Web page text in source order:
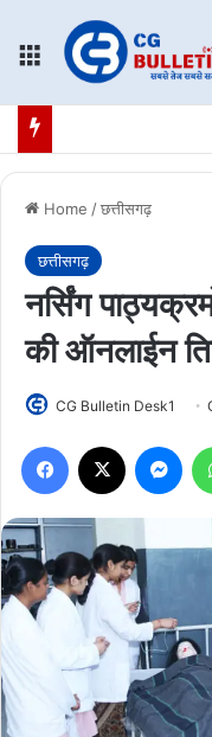
Menu
Home /छत्तीसगढ़
छत्तीसगढ़
नर्सिंग
की ऑनलाईन
CG Bulletin Desk1
Facebook